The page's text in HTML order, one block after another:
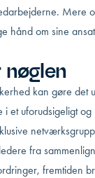
Mere
hånd om sine
kan gøre det
et uforudsigeligt og
fra
fremtiden